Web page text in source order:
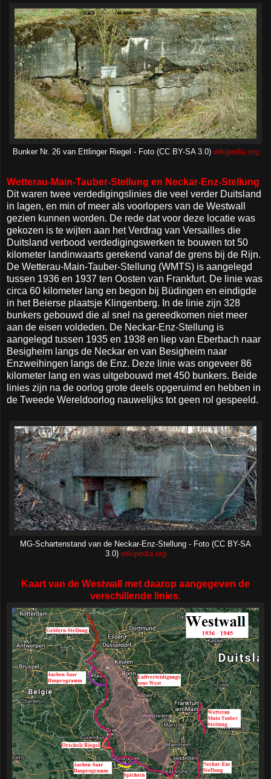
Bunker Nr. 26 van Ettlinger Riegel - Foto (CC BY-SA 3.0) wikipedia.org
Wetterau-Main-Tauber-Stellung en Neckar-Enz-Stellung
Dit waren twee verdedigingslinies die veel verder Duitsland
in lagen, en min of meer als voorlopers van de Westwall
gezien kunnen worden. De rede dat voor deze locatie was
gekozen is te wijten aan het Verdrag van Versailles die
Duitsland verbood verdedigingswerken te bouwen tot 50
kilometer landinwaarts gerekend vanaf de grens bij de Rijn.
De Wetterau-Main-Tauber-Stellung (WMTS) is aangelegd
tussen 1936 en 1937 ten Oosten van Frankfurt. De linie was
circa 60 kilometer lang en begon bij Büdingen en eindigde
in het Beierse plaatsje Klingenberg. In de linie zijn 328
bunkers gebouwd die al snel na gereedkomen niet meer
aan de eisen voldeden. De Neckar-Enz-Stellung is
aangelegd tussen 1935 en 1938 en liep van Eberbach naar
Besigheim langs de Neckar en van Besigheim naar
Enzweihingen langs de Enz. Deze linie was ongeveer 86
kilometer lang en was uitgebouwd met 450 bunkers. Beide
linies zijn na de oorlog grote deels opgeruimd en hebben in
de Tweede Wereldoorlog nauwelijks tot geen rol gespeeld.
MG-Schartenstand van de Neckar-Enz-Stellung - Foto (CC BY-SA
3.0) wikipedia.org
Kaart van de Westwall met daarop aangegeven de
verschillende linies.